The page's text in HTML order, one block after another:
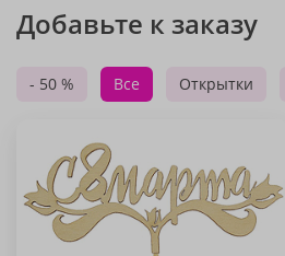
Добавьте к заказу
- 50 % Все Открытки